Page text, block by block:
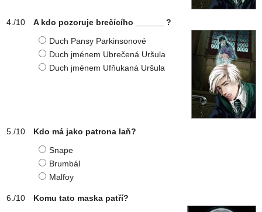
A kdo pozoruje brečícího ______ ?
Duch Pansy Parkinsonové
Duch jménem Ubrečená Uršula
Duch jménem Ufňukaná Uršula
Kdo má jako patrona laň?
Snape
Brumbál
Malfoy
Komu tato maska patří?